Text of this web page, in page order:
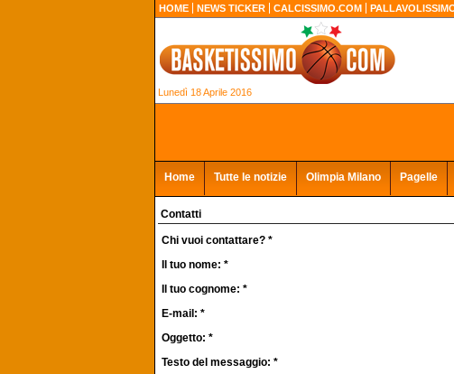
HOME NEWS TICKER CALCISSIMO.COM
Lunedì 18 Aprile 2016
Home Tutte le notizie Olimpia Milano Pagelle
Contatti
Chi vuoi contattare? *
Il tuo nome: *
Il tuo cognome: *
E-mail: *
Oggetto: *
Testo del messaggio: *